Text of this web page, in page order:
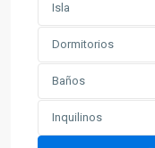
Isla
Dormitorios
Baños
Inquilinos